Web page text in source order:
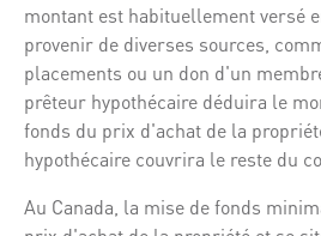
montant est habituellement versé
provenir de diverses sources,
placements ou un don d'un
prêteur hypothécaire déduira le
fonds du prix d'achat de la
hypothécaire couvrira le reste du
Au Canada, la mise de fonds